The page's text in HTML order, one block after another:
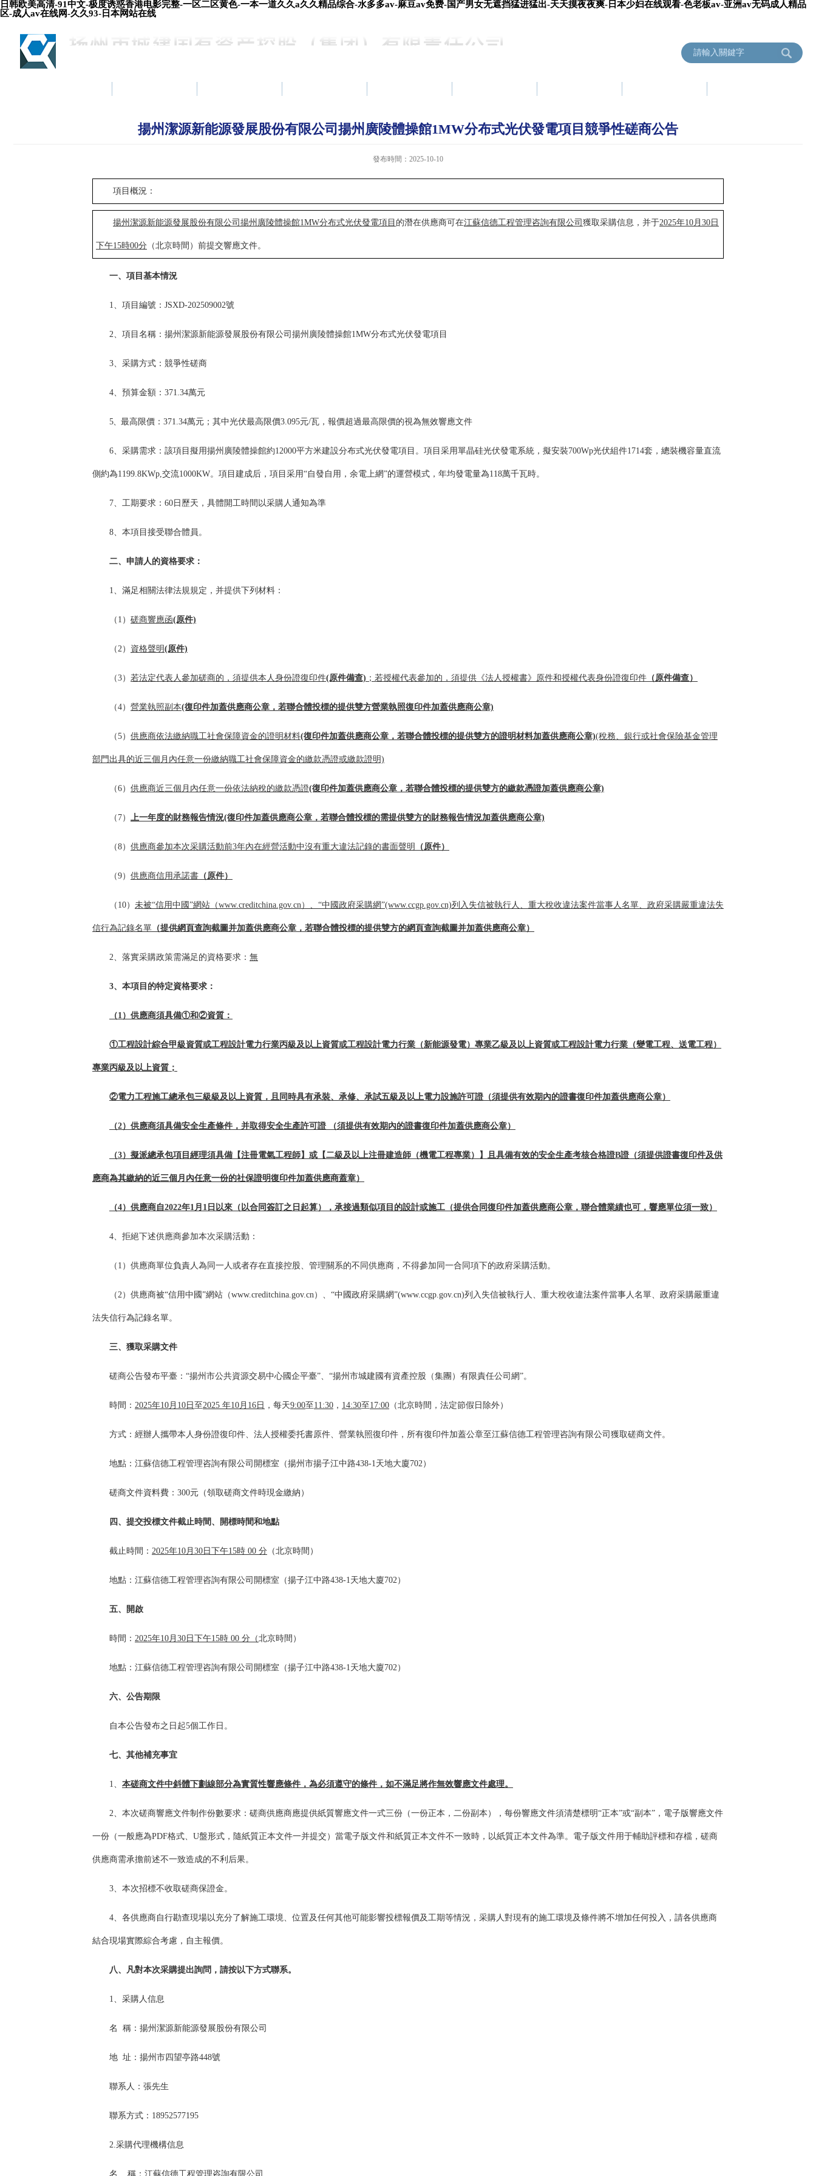
日韩欧美高清-91中文-极度诱惑香港电影完整-一区二区黄色-一本一道久久a久久精品综合-水多多av-麻豆av免费-国产男女无遮挡猛进猛出-天天摸夜夜爽-日本少妇在线观看-色老板av-亚洲av无码成人精品
区-成人av在线网-久久93-日本网站在线
揚州潔源新能源發展股份有限公司揚州廣陵體操館1MW分布式光伏發電項目競爭性磋商公告
發布時間：2025-10-10
項目概況：
揚州 潔源新能源發展股份有限公司 揚州廣陵體操館1MW分布式光伏發電項目 的潛在供應商可在江蘇信德工程管理咨詢有限公司 獲取采購信息 ，并于2025年10月 30 日
下午15時00分 （北京時間）前提交響應文件。
一、項目基本情況
1、項目編號： JSXD-202509002號
2、項目名稱： 揚州 潔源新能源發展股份有限公司 揚州廣陵體操館1MW分布式光伏發電項目
3、采購方式：競爭性磋商
4、預算金額： 371.34萬元
5、 最高限價： 371.34萬元 ； 其中光伏最高限價3.095元/瓦 ，報價超過最高限價的視為無效響應文件
6、采購需求： 該項目擬用揚州廣陵體操館約12000平方米建設分布式光伏發電項目。項目采用單晶硅光伏發電系統，擬安裝700Wp光伏組件1714套，總裝機容量直流
側約為1199.8KWp,交流1000KW。項目建成后，項目采用“自發自用，余電上網”的運營模式，年均發電量為118萬千瓦時。
7、工期要求： 60 日歷天，具體開工時間以采購人通知為準
8、本項目接受聯合體 員。
二、申請人的資格要求：
1、滿足相關法律法規規定，并提供下列材料：
（1） 磋商響應函(原件)
（2） 資格聲明(原件)
（3） 若法定代表人參加磋商的，須提供本人身份證復印件(原件備查) ；若授權代表參加的，須提供《法人授權書》原件和授權代表身份證復印件 （原件備查）
（4） 營業執照副本(復印件加蓋供應商公章，若聯合體投標的提供雙方營業執照復印件加蓋供應商公章)
（5） 供應商依法繳納職工社會保障資金的證明材料(復印件加蓋供應商公章，若聯合體投標的提供雙方的證明材料加蓋供應商公章)(稅務、銀行或社會保險基金管理
部門出具的近三個月內任意一份繳納職工社會保障資金的繳款憑證或繳款證明)
（6） 供應商近三個月內任意一份依法納稅的繳款憑證(復印件加蓋供應商公章，若聯合體投標的提供雙方的繳款憑證加蓋供應商公章)
（7） 上一年度的財務報告情況(復印件加蓋供應商公章，若聯合體投標的需提供雙方的財務報告情況加蓋供應商公章)
（8） 供應商參加本次采購活動前3年內在經營活動中沒有重大違法記錄的書面聲明 （原件）
（9） 供應商信用承諾書 （原件）
（ 10） 未被“信用中國”網站（www.creditchina.gov.cn）、“中國政府采購網”(www.ccgp.gov.cn)列入失信被執行人、重大稅收違法案件當事人名單、政府采購嚴重違法失
信行為記錄名單 （提供網頁查詢截圖并加蓋供應商公章， 若聯合體投標的提供雙方的網頁查詢截圖并加蓋供應商公章）
2、落實采購政策需滿足的資格要求： 無
3、本項目的特定資格要求：
（1）供應商須具備①和②資質：
①工程設計綜合甲級資質或工程設計電力行業丙級及以上資質或工程設計電力行業（新能源發電）專業乙級及以上資質或工程設計電力行業（變電工程、送電工程）
專業丙級及以上資質；
②電力工程施工總承包三級級及以上資質，且同時具有承裝、承修、承試五級及以上電力設施許可證（須提供有效期內的證書復印件加蓋供應商公章）
（2）供應商須具備安全生產條件，并取得安全生產許可證 （須提供有效期內的證書復印件加蓋供應商公章）
（3） 擬派總承包項目經理須具備【注冊電氣工程師】或【二級及以上注冊建造師（機電工程專業）】 且具備有效的安全生產考核合格證B證 （須提供證書復印件及供
應商為其繳納的近三個月內任意一份的社保證明復印件加蓋供應商蓋章）
（4）供應商自2022年1月1日以來（以合同簽訂之日起算），承接過類似項目的設計或施工（提供合同復印件加蓋供應商公章，聯合體業績也可，響應單位須一致）
4、拒絕下述供應商參加本次采購活動：
（1）供應商單位負責人為同一人或者存在直接控股、管理關系的不同供應商，不得參加同一合同項下的政府采購活動。
（2）供應商被“信用中國”網站（www.creditchina.gov.cn）、“中國政府采購網”(www.ccgp.gov.cn)列入失信被執行人、重大稅收違法案件當事人名單、政府采購嚴重違
法失信行為記錄名單。
三、獲取采購文件
磋商公告發布平臺 ：“揚州市公共資源交易中心國企平臺”、“揚州市城建國有資產控股（集團）有限責任公司網”。
時間： 2025年10月 10 日 至2025 年10月 16 日 ， 每天9:00至 11:30 ， 14:30至 17:00 （北京時間，法定節假日除外）
方式： 經辦人攜帶本人身份證復印件、法人授權委托書原件、營業執照復印件，所有復印件加蓋公章至江蘇信德工程管理咨詢有限公司 獲取磋商文件。
地點： 江蘇信德工程管理咨詢有限公司 開標室（揚州市揚子江中路438-1天地大廈702）
磋商文件資料費 ： 300元（領取磋商文件時現金繳納）
四、提交投標文件截止時間、開標時間和地點
截止時間： 2025年10月 30 日 下午15時 00 分 （北京時間）
地點： 江蘇信德工程管理咨詢有限公司 開標室（揚子江中路438-1天地大廈702）
五、開啟
時間： 2025年10月 30 日 下午15時 00 分 （北京時間）
地點： 江蘇信德工程管理咨詢有限公司 開標室（揚子江中路438-1天地大廈702）
六、公告期限
自本公告發布之日起5個工作日。
七、其他補充事宜
1、 本磋商文件中斜體下劃線部分為實質性響應條件，為必須遵守的條件，如不滿足將作無效響應文件處理。
2、 本次磋商響應文件制作份數要求： 磋商供應商應提供紙質響應文件一式三份（一份正本，二份副本），每份響應文件須清楚標明“正本”或“副本”，電子版響應文件
一份（一般應為PDF格式、U盤形式，隨紙質正本文件一并提交）當電子版文件和紙質正本文件不一致時，以紙質正本文件為準。電子版文件用于輔助評標和存檔，磋商
供應商需承擔前述不一致造成的不利后果。
3、 本次招標不收取磋商保證金。
4、各供應商自行勘查現場以充分了解施工環境、位置及任何其他可能影響投標報價及工期等情況，采購人對現有的施工環境及條件將不增加任何投入，請各供應商
結合現場實際綜合考慮，自主報價。
八、凡對本次采購提出詢問，請按以下方式聯系。
1、采購人信息
名 稱： 揚州 潔源新能源發展股份有限公司
地 址： 揚州市四望亭路448號
聯系人： 張先生
聯系方式： 18952577195
2.采購代理機構信息
名 稱： 江蘇信德工程管理咨詢有限公司